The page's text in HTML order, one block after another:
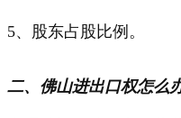
5、股东占股比例。
二、佛山进出口权怎么